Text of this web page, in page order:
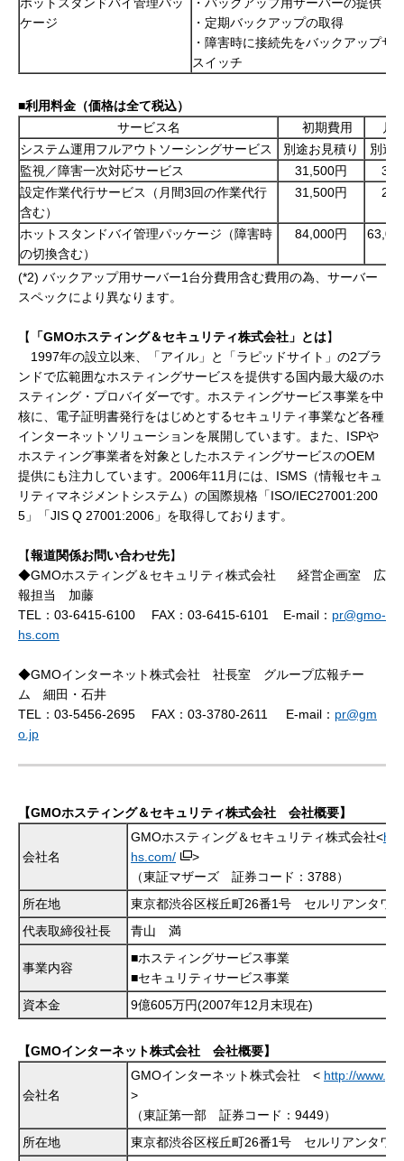
ホットスタンドバイ管理パッ
ケージ
・バックアップ用サーバーの提供
・定期バックアップの取得
・障害時に接続先をバックアップサ
スイッチ
■利用料金（価格は全て税込）
サービス名
初期費用
月
システム運用フルアウトソーシングサービス
別途お見積り
別途
監視／障害一次対応サービス
31,500円
設定作業代行サービス（月間3回の作業代行
含む）
31,500円
ホットスタンドバイ管理パッケージ（障害時
の切換含む）
84,000円
(*2) バックアップ用サーバー1台分費用含む費用の為、サーバー
スペックにより異なります。
【 「GMOホスティング＆セキュリティ株式会社」とは】
1997年の設立以来、「アイル」と「ラピッドサイト」の2ブラ
ンドで広範囲なホスティングサービスを提供する国内最大級のホ
スティング・プロバイダーです。ホスティングサービス事業を中
核に、電子証明書発行をはじめとするセキュリティ事業など各種
インターネットソリューションを展開しています。また、ISPや
ホスティング事業者を対象としたホスティングサービスのOEM
提供にも注力しています。2006年11月には、ISMS（情報セキュ
リティマネジメントシステム）の国際規格 「ISO/IEC27001:200
5」「JIS Q 27001:2006」を取得しております。
【報道関係お問い合わせ先】
◆GMOホスティング＆セキュリティ株式会社
経営企画室 広
報担当 加藤
TEL： 03-6415-6100 FAX： 03-6415-6101 E-mail ： pr@gmo-
hs.com
◆GMOインターネット株式会社 社長室 グループ広報チー
ム 細田・石井
TEL： 03-5456-2695 FAX： 03-3780-2611 E-mail ： pr@gm
o.jp
【GMOホスティング＆セキュリティ株式会社 会社概要】
会社名
GMOホスティング＆セキュリティ株式会社<
hs.com/
>
（東証マザーズ 証券コード：3788）
所在地
東京都渋谷区桜丘町26番1号 セルリアンタワー
代表取締役社長
青山 満
事業内容
■ホスティングサービス事業
■セキュリティサービス事業
資本金
9億605万円(2007年12月末現在)
【GMOインターネット株式会社 会社概要】
会社名
GMOインターネット株式会社 < http://
>
（東証第一部 証券コード：9449）
所在地
東京都渋谷区桜丘町26番1号 セルリアンタワー